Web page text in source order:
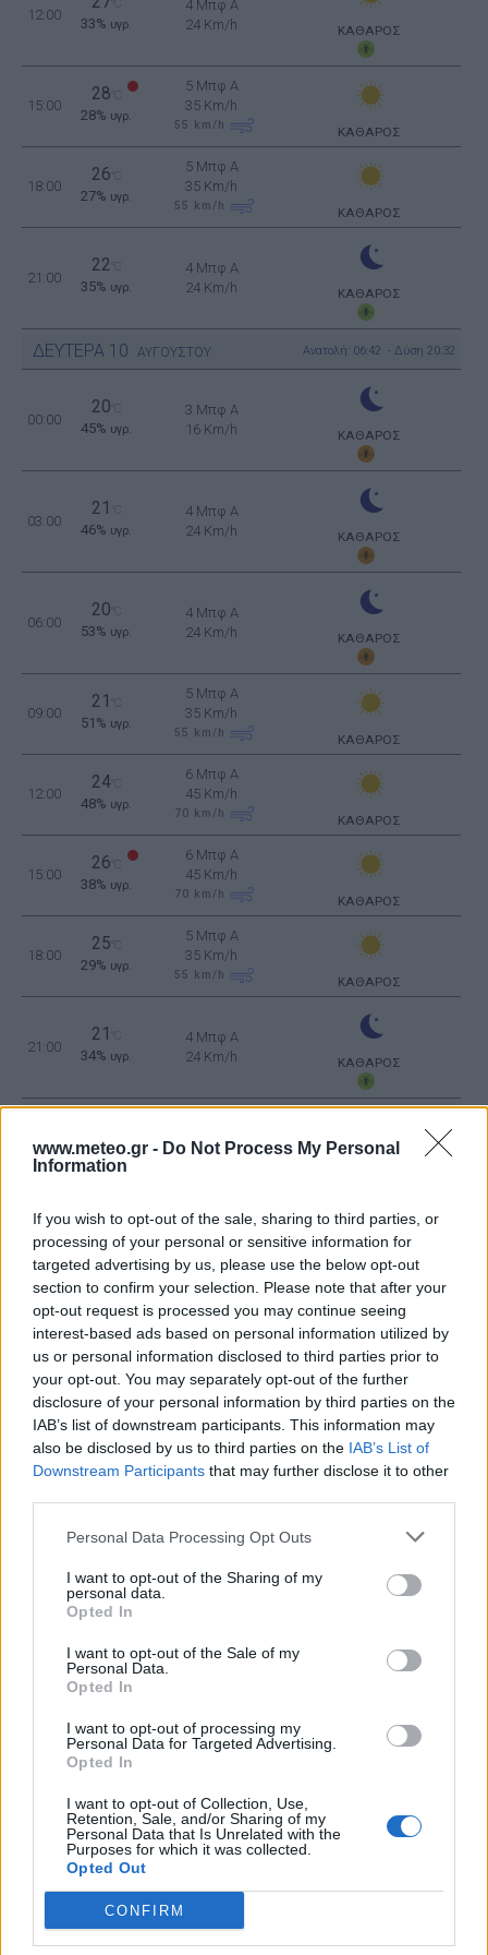
www.meteo.gr - Do Not Process My Personal
Information
If you wish to opt-out of the sale, sharing to third parties, or
processing of your personal or sensitive information for
targeted advertising by us, please use the below opt-out
section to confirm your selection. Please note that after your
opt-out request is processed you may continue seeing
interest-based ads based on personal information utilized by
us or personal information disclosed to third parties prior to
your opt-out. You may separately opt-out of the further
disclosure of your personal information by third parties on the
IAB’s list of downstream participants. This information may
also be disclosed by us to third parties on the IAB’s List of
Downstream Participants that may further disclose it to other
Personal Data Processing Opt Outs
I want to opt-out of the Sharing of my
personal data.
Opted In
I want to opt-out of the Sale of my
Personal Data.
Opted In
I want to opt-out of processing my
Personal Data for Targeted Advertising.
Opted In
I want to opt-out of Collection, Use,
Retention, Sale, and/or Sharing of my
Personal Data that Is Unrelated with the
Purposes for which it was collected.
Opted Out
CONFIRM
12:00
33% υγρ.
4 Μπφ Α
24 Km/h
ΚΑΘΑΡΟΣ
15:00
28
28% υγρ.
5 Μπφ Α
35 Km/h
55 km/h ΚΑΘΑΡΟΣ
18:00
26
27% υγρ.
5 Μπφ Α
35 Km/h
55 km/h ΚΑΘΑΡΟΣ
21:00
22
35% υγρ.
4 Μπφ Α
24 Km/h
ΚΑΘΑΡΟΣ
ΔΕΥΤΕΡΑ 10 ΑΥΓΟΥΣΤΟΥ Ανατολή: 06:42 - Δύση 20:32
00:00
20
45% υγρ.
3 Μπφ Α
16 Km/h
ΚΑΘΑΡΟΣ
03:00
21
46% υγρ.
4 Μπφ Α
24 Km/h
ΚΑΘΑΡΟΣ
06:00
20
53% υγρ.
4 Μπφ Α
24 Km/h
ΚΑΘΑΡΟΣ
09:00
21
51% υγρ.
5 Μπφ Α
35 Km/h
55 km/h ΚΑΘΑΡΟΣ
12:00
24°C
48% υγρ.
6 Μπφ Α
45 Km/h
70 km/h ΚΑΘΑΡΟΣ
15:00
26
38% υγρ.
6 Μπφ Α
45 Km/h
70 km/h ΚΑΘΑΡΟΣ
18:00
25
29% υγρ.
5 Μπφ Α
35 Km/h
55 km/h ΚΑΘΑΡΟΣ
21:00
21
34% υγρ.
4 Μπφ Α
24 Km/h
ΚΑΘΑΡΟΣ
20
03:00
20°C
26%υγρ.
4 Μπφ Α
24 Km/h
ΚΑΘΑΡΟΣ
19°C
38%υγρ.
4 Μπφ Α
24 Km/h
ΚΑΘΑΡΟΣ
09:00
21°C
21%υγρ.
5 Μπφ Α
35 Km/h
55km/h
24°C
35 Km/h
26
ΚΑΘΑΡΟΣ
26°C
55km/h ΚΑΘΑΡΟΣ
22
24 Km/h
ΤΕΤΑΡΤΗ12 ΑΥΓΟΥΣΤΟΥ Ανατολή: 06:44 - Δύση 20:30
20°C
26%υγρ.
3 Μπφ Α